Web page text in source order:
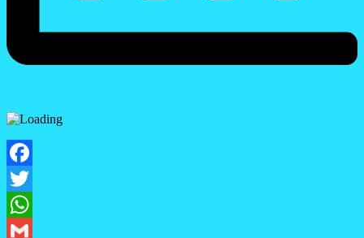
Facebook
Twitter
WhatsApp